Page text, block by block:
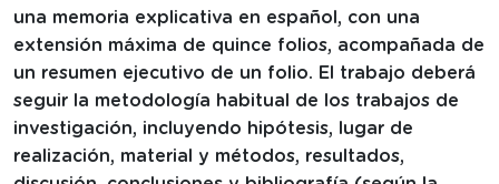
una memoria explicativa en español, con una
extensión máxima de quince folios, acompañada de
un resumen ejecutivo de un folio. El trabajo deberá
seguir la metodología habitual de los trabajos de
investigación, incluyendo hipótesis, lugar de
realización, material y métodos, resultados,